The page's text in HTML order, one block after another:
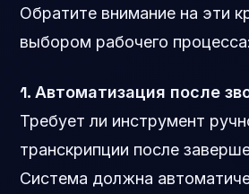
Обратите внимание на эти
выбором рабочего процесса:
1. Автоматизация после
Требует ли инструмент
транскрипции после
Система должна